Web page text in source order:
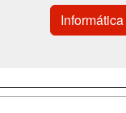
Informática